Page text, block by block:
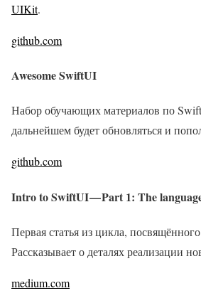
UIKit.
github.com
Awesome SwiftUI
Набор обучающих материалов по
дальнейшем будет обновляться и
github.com
Intro to SwiftUI — Part 1: The
Первая статья из цикла,
Рассказывает о деталях реализации
medium.com